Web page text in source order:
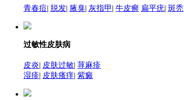
青春痘| 脱发| 腋臭| 灰指甲 | 牛皮癣 扁平疣| 斑秃
过敏性皮肤病
皮炎| 皮肤过敏| 荨麻疹
湿疹| 皮肤瘙痒| 紫癜